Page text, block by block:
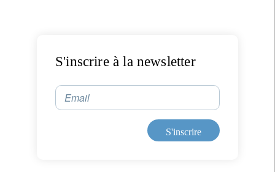
S'inscrire à la newsletter
Email
S'inscrire